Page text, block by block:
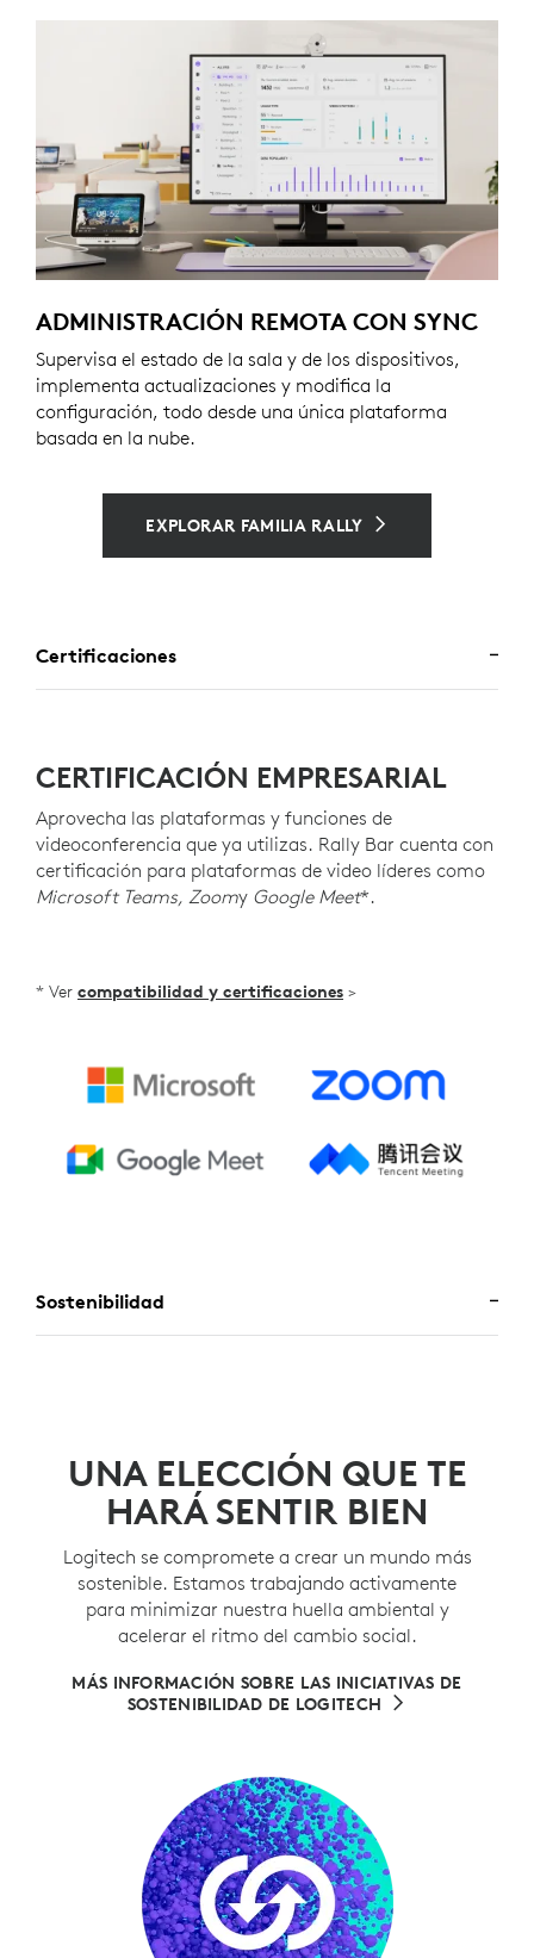
ADMINISTRACIÓN REMOTA CON SYNC
Supervisa el estado de la sala y de los dispositivos,
implementa actualizaciones y modifica la
configuración, todo desde una única plataforma
basada en la nube.
EXPLORAR FAMILIA RALLY
Certificaciones
CERTIFICACIÓN EMPRESARIAL
Aprovecha las plataformas y funciones de
videoconferencia que ya utilizas. Rally Bar cuenta con
certificación para plataformas de video líderes como
Microsoft Teams, Zoomy Google Meet*.
* Ver compatibilidad y certificaciones >
Sostenibilidad
UNA ELECCIÓN QUE TE
HARÁ SENTIR BIEN
Logitech se compromete a crear un mundo más
sostenible. Estamos trabajando activamente
para minimizar nuestra huella ambiental y
acelerar el ritmo del cambio social.
MÁS INFORMACIÓN SOBRE LAS INICIATIVAS DE
SOSTENIBILIDAD DE LOGITECH